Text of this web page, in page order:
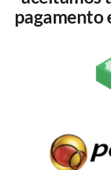
pagamento